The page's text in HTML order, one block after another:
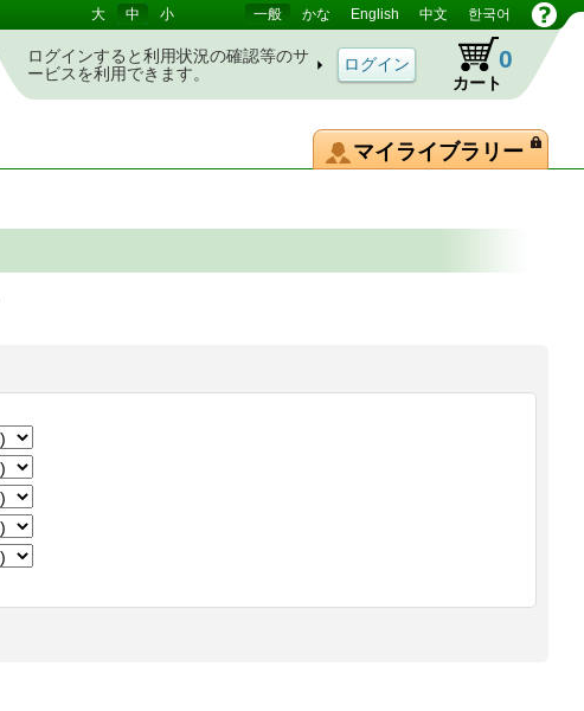
大 中 小 一般 かな English 中文 한국어
ログインすると利用状況の確認等のサ
ービスを利用できます。
カート
0
マイライブラリー